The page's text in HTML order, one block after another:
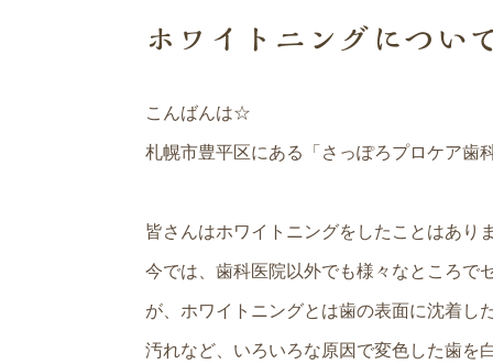
ホワイトニングについ
こんばんは☆
札幌市豊平区にある「さっぽろプロケア歯
皆さんはホワイトニングをしたことはあり
今では、歯科医院以外でも様々なところで
が、ホワイトニングとは歯の表面に沈着し
汚れなど、いろいろな原因で変色した歯を